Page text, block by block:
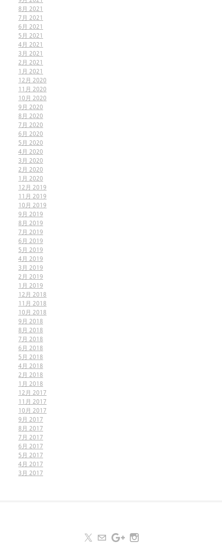
8月 2021
7月 2021
6月 2021
5月 2021
4月 2021
3月 2021
2月 2021
1月 2021
12月 2020
11月 2020
10月 2020
9月 2020
8月 2020
7月 2020
6月 2020
5月 2020
4月 2020
3月 2020
2月 2020
1月 2020
12月 2019
11月 2019
10月 2019
9月 2019
8月 2019
7月 2019
6月 2019
5月 2019
4月 2019
3月 2019
2月 2019
1月 2019
12月 2018
11月 2018
10月 2018
9月 2018
8月 2018
7月 2018
6月 2018
5月 2018
4月 2018
2月 2018
1月 2018
12月 2017
11月 2017
10月 2017
9月 2017
8月 2017
7月 2017
6月 2017
5月 2017
4月 2017
3月 2017